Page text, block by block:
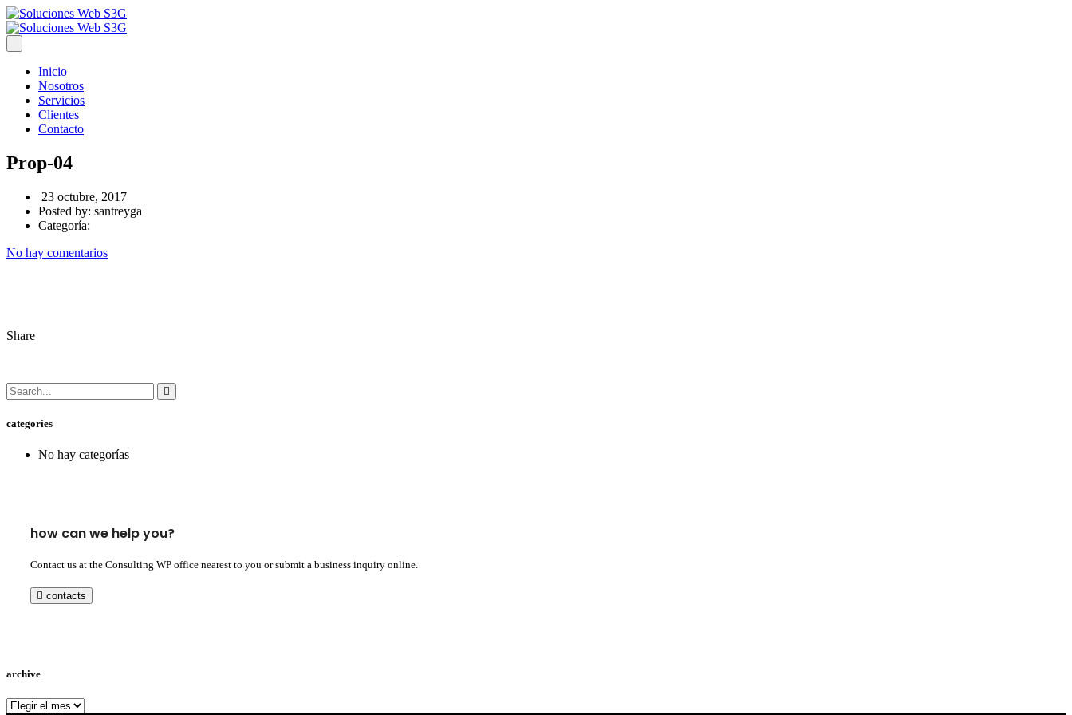
Inicio
Nosotros
Servicios
Clientes
Contacto
Prop-04
23 octubre, 2017
Posted by: santreyga
Categoría:
No hay comentarios
Share
categories
No hay categorías
how can we help you?
Contact us at the Consulting WP office nearest to you or submit a business inquiry online.
contacts
archive
archive